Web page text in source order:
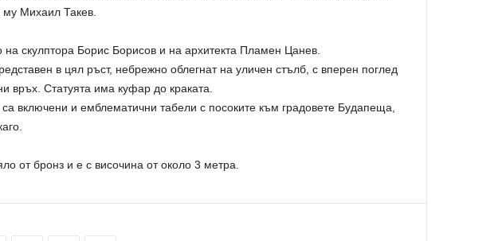
Михаил Такев.
скулптора Борис Борисов и на архитекта Пламен Цанев.
в цял ръст, небрежно облегнат на уличен стълб, с вперен поглед
връх. Статуята има куфар до краката.
включени и емблематични табели с посоките към градовете Будапеща,
от бронз и е с височина от около 3 метра.